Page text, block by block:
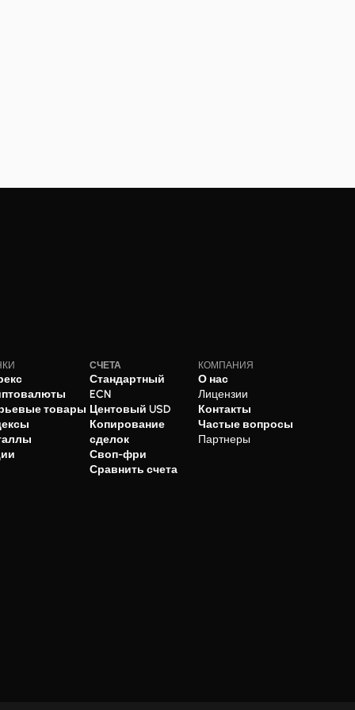
товары
СЧЕТА
Стандартный
ECN
Центовый USD
Копирование
сделок
Своп-фри
Сравнить счета
КОМПАНИЯ
О нас
Лицензии
Контакты
Частые вопросы
Партнеры